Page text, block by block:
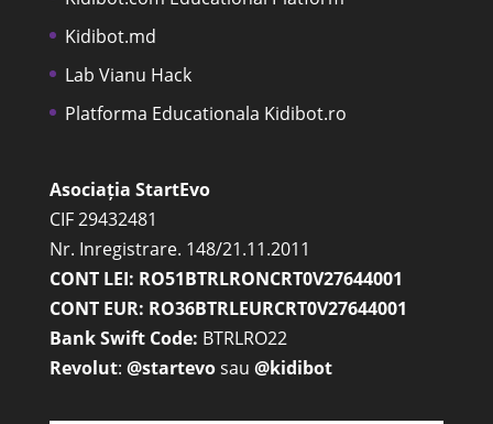
Kidibot.md
Lab Vianu Hack
Platforma Educationala Kidibot.ro
Asociația StartEvo
CIF 29432481
Nr. Inregistrare. 148/21.11.2011
CONT LEI: RO51BTRLRONCRT0V27644001
CONT EUR: RO36BTRLEURCRT0V27644001
Bank Swift Code: BTRLRO22
Revolut: @startevosau @kidibot